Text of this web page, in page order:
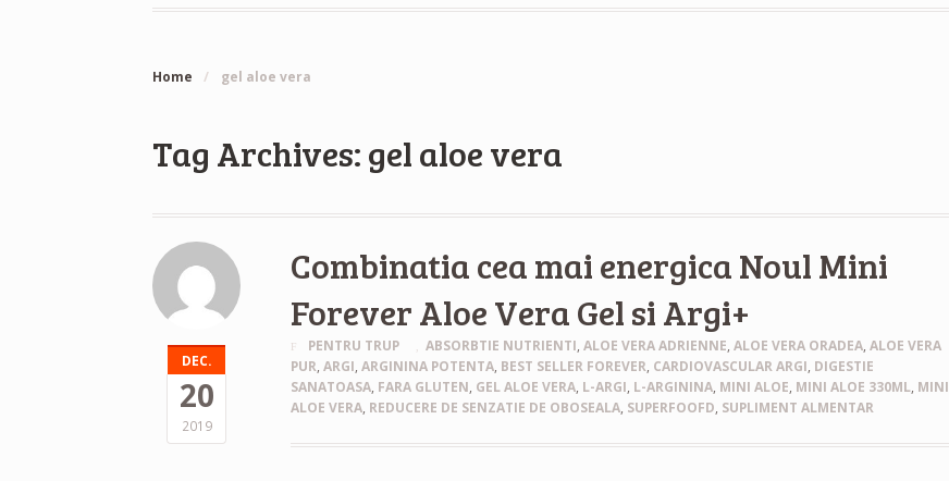
Home / gel aloe vera
Tag Archives: gel aloe vera
DEC.
20
2019
Combinatia cea mai energica Noul Mini
Forever Aloe Vera Gel si Argi+
PENTRU TRUP ABSORBTIE NUTRIENTI,ALOE VERA ADRIENNE,ALOE VERA ORADEA,ALOE VERA
PUR,ARGI,ARGININA POTENTA, BEST SELLER FOREVER, CARDIOVASCULAR ARGI, DIGESTIE
SANATOASA, FARA GLUTEN, GEL ALOE VERA, L-ARGI, L-ARGININA, MINI ALOE, MINI ALOE 330ML, MINI
ALOE VERA, REDUCERE DE SENZATIE DE OBOSEALA, SUPERFOOFD, SUPLIMENT ALMENTAR